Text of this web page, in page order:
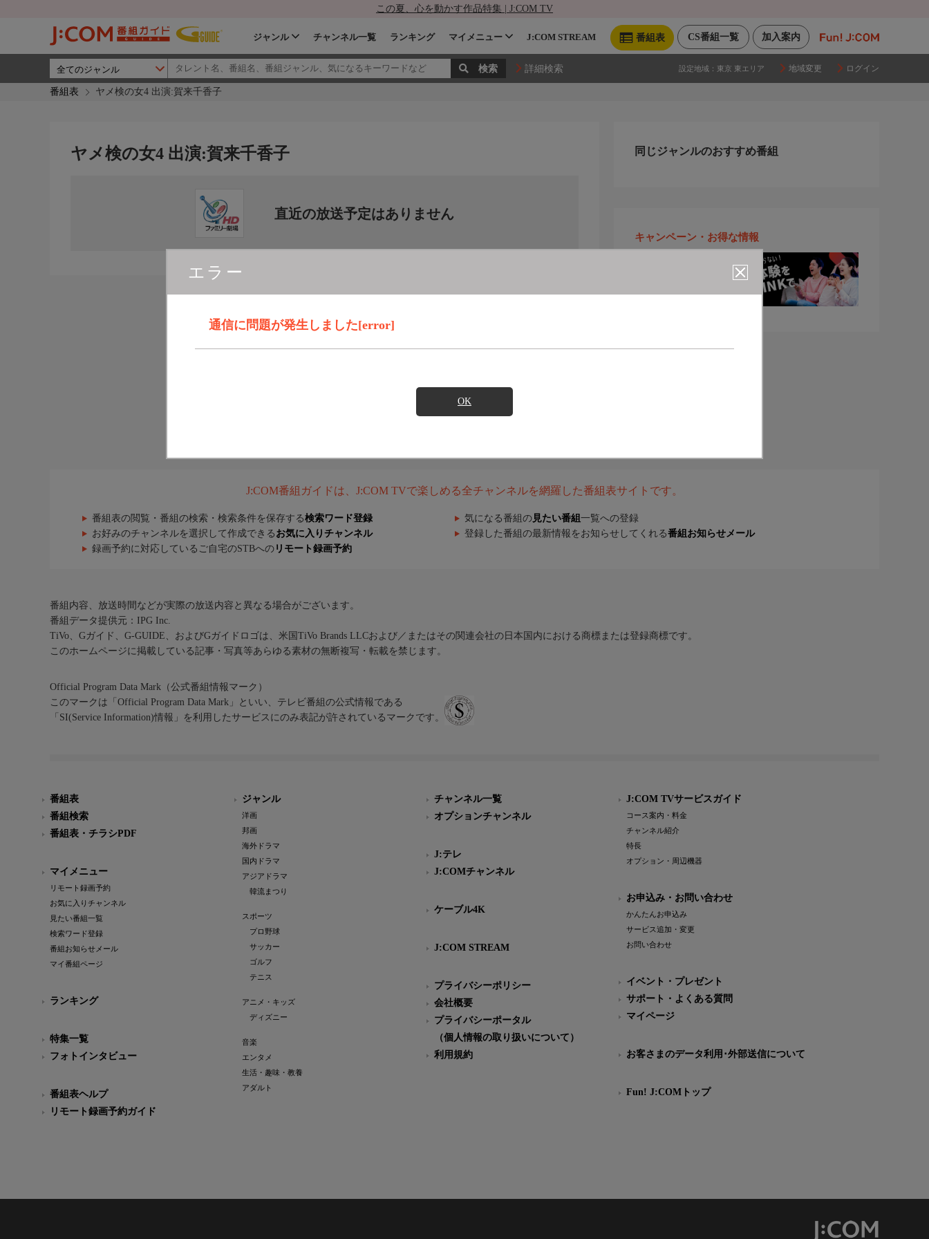
この夏、心を動かす作品特集 | J:COM TV
加入案内
CS番組一覧
番組表
ジャンル チャンネル一覧 ランキング マイメニュー J:COM STREAM
詳細検索 設定地域： 東京 東エリア 地域変更 ログイン
番組表 ヤメ検の女4 出演:賀来千香子
エラー
通信に問題が発生しました[error]
OK
ヤメ検の女4 出演:賀来千香子
直近の放送予定はありません
同じジャンルのおすすめ番組
キャンペーン・お得な情報
J:COM番組ガイドは、J:COM TVで楽しめる全チャンネルを網羅した番組表サイトです。
番組表の閲覧・番組の検索・検索条件を保存する検索ワード登録 気になる番組の 見たい番組 一覧への登録
お好みのチャンネルを選択して作成できる お気に入りチャンネル 登録した番組の最新情報をお知らせしてくれる番組お知らせメール
録画予約に対応しているご自宅のSTBへの リモート録画予約
番組内容、放送時間などが実際の放送内容と異なる場合がございます。
番組データ提供元：IPG Inc.
TiVo、Gガイド、G-GUIDE、およびGガイドロゴは、米国TiVo Brands LLCおよび／またはその関連会社の日本国内における商標または登録商標です。
このホームページに掲載している記事・写真等あらゆる素材の無断複写・転載を禁じます。
Official Program Data Mark（公式番組情報マーク）
このマークは「Official Program Data Mark」といい、テレビ番組の公式情報である
「SI(Service Information)情報」を利用したサービスにのみ表記が許されているマークです。
番組表
番組検索
番組表・チラシPDF
マイメニュー
リモート録画予約
お気に入りチャンネル
見たい番組一覧
検索ワード登録
番組お知らせメール
マイ番組ページ
ランキング
特集一覧
フォトインタビュー
番組表ヘルプ
リモート録画予約ガイド
ジャンル
洋画
邦画
海外ドラマ
国内ドラマ
アジアドラマ
韓流まつり
スポーツ
プロ野球
サッカー
ゴルフ
テニス
アニメ・キッズ
ディズニー
音楽
エンタメ
生活・趣味・教養
アダルト
チャンネル一覧
オプションチャンネル
J:テレ
J:COMチャンネル
ケーブル4K
J:COM STREAM
プライバシーポリシー
会社概要
プライバシーポータル
（個人情報の取り扱いについて）
利用規約
J:COM TVサービスガイド
コース案内・料金
チャンネル紹介
特長
オプション・周辺機器
お申込み・お問い合わせ
かんたんお申込み
サービス追加・変更
お問い合わせ
イベント・プレゼント
サポート・よくある質問
マイページ
お客さまのデータ利用･外部送信について
Fun! J:COMトップ